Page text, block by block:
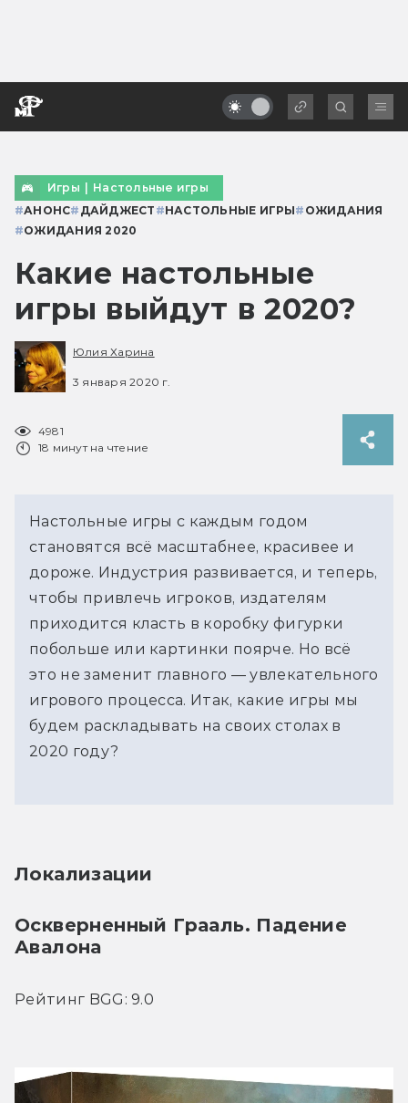
Игры | Настольные игры
#АНОНС# ДАЙДЖЕСТ #НАСТОЛЬНЫЕ ИГРЫ# ОЖИДАНИЯ
#ОЖИДАНИЯ 2020
Какие настольные
игры выйдут в 2020?
Юлия Харина
3 января 2020 г.
4981
18 минут на чтение
Настольные игры с каждым годом
становятся всё масштабнее, красивее и
дороже. Индустрия развивается, и теперь,
чтобы привлечь игроков, издателям
приходится класть в коробку фигурки
побольше или картинки поярче. Но всё
это не заменит главного — увлекательного
игрового процесса. Итак, какие игры мы
будем раскладывать на своих столах в
2020 году?
Локализации
Оскверненный Грааль. Падение
Авалона
Рейтинг BGG: 9.0